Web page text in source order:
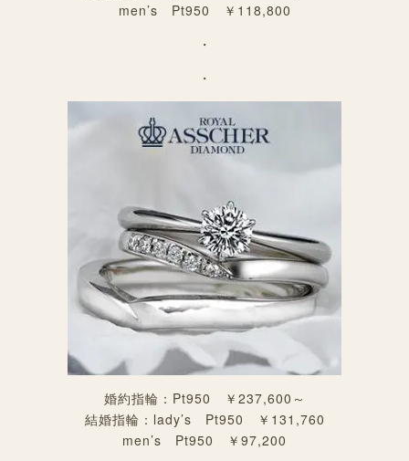
men’s Pt950 ￥118,800
・
・
婚約指輪：Pt950 ￥237,600～
結婚指輪：lady’s Pt950 ￥131,760
men’s Pt950 ￥97,200